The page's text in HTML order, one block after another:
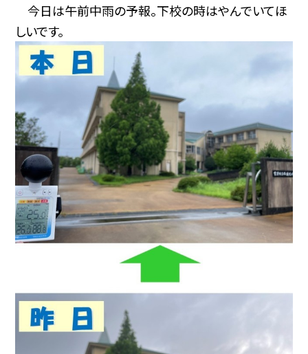
今日は午前中雨の予報。下校の時はやんでいてほ
しいです。